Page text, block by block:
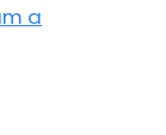
a